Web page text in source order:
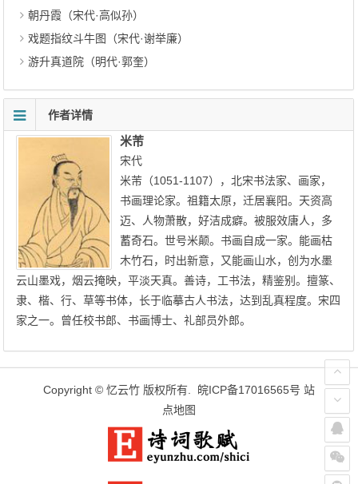
朝丹霞（宋代·高似孙）
戏题指纹斗牛图（宋代·谢举廉）
游升真道院（明代·郭奎）
作者详情
米芾
宋代
米芾（1051-1107），北宋书法家、画家，
书画理论家。祖籍太原，迁居襄阳。天资高
迈、人物萧散，好洁成癖。被服效唐人，多
蓄奇石。世号米颠。书画自成一家。能画枯
木竹石，时出新意，又能画山水，创为水墨
云山墨戏，烟云掩映，平淡天真。善诗，工书法，精鉴别。擅篆、
隶、楷、行、草等书体，长于临摹古人书法，达到乱真程度。宋四
家之一。曾任校书郎、书画博士、礼部员外郎。
Copyright © 忆云竹 版权所有. 皖ICP备17016565号 站
点地图